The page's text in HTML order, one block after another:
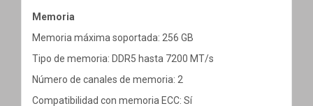
Memoria
Memoria máxima soportada: 256 GB
Tipo de memoria: DDR5 hasta 7200 MT/s
Número de canales de memoria: 2
Compatibilidad con memoria ECC: Sí